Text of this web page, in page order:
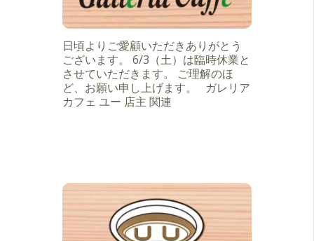
日頃よりご愛顧いただきありがとう
ございます。 6/3（土）は臨時休業と
させていただきます。 ご理解のほ
ど、お願い申し上げます。 ガレリア
カフェ ユー 店主 関連